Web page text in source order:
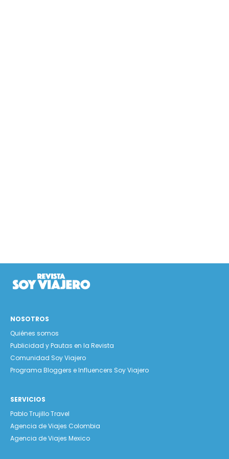
NOSOTROS
Quiénes somos
Publicidad y Pautas en la Revista
Comunidad Soy Viajero
Programa Bloggers e Influencers Soy Viajero
SERVICIOS
Pablo Trujillo Travel
Agencia de Viajes Colombia
Agencia de Viajes Mexico